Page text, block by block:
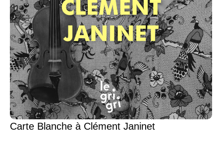
Carte Blanche à Clément Janinet